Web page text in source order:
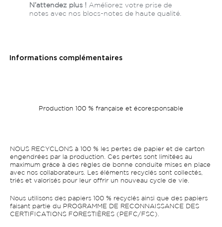
N’attendez plus ! Améliorez votre prise de
notes avec nos blocs-notes de haute qualité.
Informations complémentaires
Production 100 % française et écoresponsable
NOUS RECYCLONS à 100 % les pertes de papier et de carton
engendrées par la production. Ces pertes sont limitées au
maximum grâce à des règles de bonne conduite mises en place
avec nos collaborateurs. Les éléments recyclés sont collectés,
triés et valorisés pour leur offrir un nouveau cycle de vie.
Nous utilisons des papiers 100 % recyclés ainsi que des papiers
faisant partie du PROGRAMME DE RECONNAISSANCE DES
CERTIFICATIONS FORESTIÈRES (PEFC/FSC).